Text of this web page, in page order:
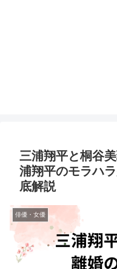
三浦翔平と桐谷
浦翔平のモラハ
底解説
俳優・女優